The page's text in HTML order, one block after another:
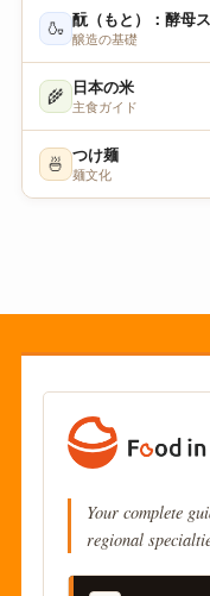
🍶 酛（もと）：酵母
醸造の基礎
🌾 日本の米
主食ガイド
🍜 つけ麺
麺文化
Your complete
regional